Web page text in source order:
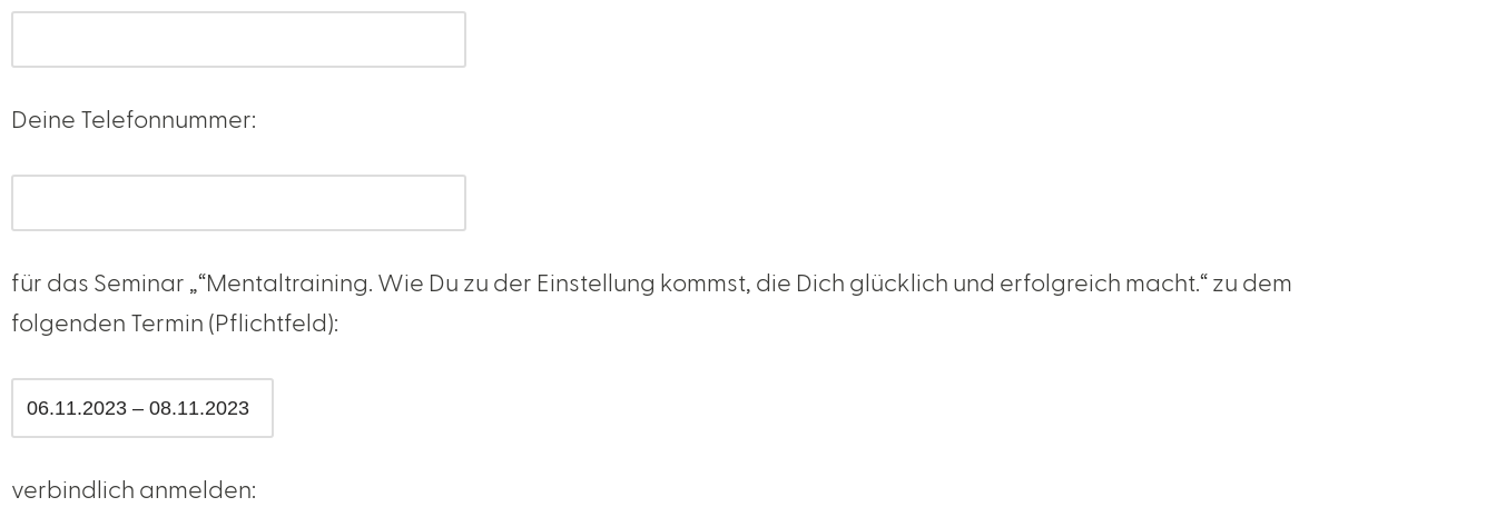
Deine Telefonnummer:
für das Seminar „“Mentaltraining. Wie Du zu der Einstellung kommst, die Dich glücklich und erfolgreich macht.“ zu dem
folgenden Termin (Pflichtfeld):
verbindlich anmelden: